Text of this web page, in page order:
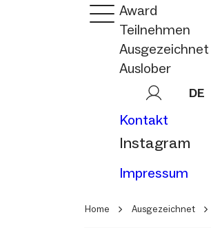
Award
Teilnehmen
Ausgezeichnet
Auslober
DE
Kontakt
Instagram
Impressum
Home Ausgezeichnet